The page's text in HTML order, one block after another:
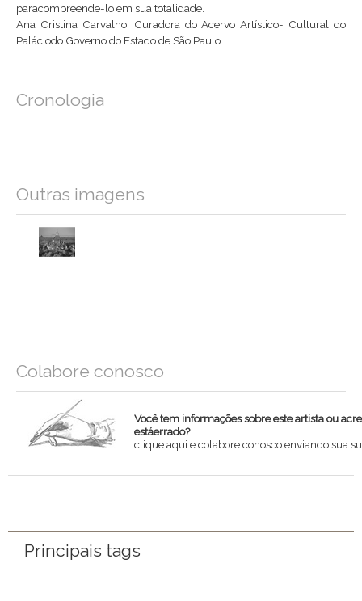
paracompreende-lo em sua totalidade.
Ana Cristina Carvalho, Curadora do Acervo Artístico- Cultural do
Paláciodo Governo do Estado de São Paulo
Cronologia
Outras imagens
Colabore conosco
Você tem informações sobre este artista ou
estáerrado?
clique aqui e colabore conosco enviando sua
Principais tags